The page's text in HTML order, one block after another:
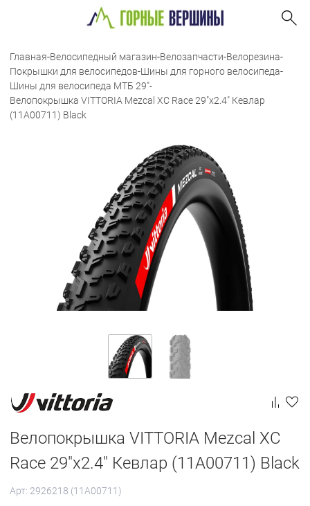
Главная-Велосипедный магазин-Велозапчасти-Велорезина-
Покрышки для велосипедов-Шины для горного велосипеда-
Шины для велосипеда МТБ 29"-
Велопокрышка VITTORIA Mezcal XC Race 29"x2.4" Кевлар
(11A00711) Black
Велопокрышка VITTORIA Mezcal XC
Race 29"x2.4" Кевлар (11A00711) Black
Арт: 2926218 (11A00711)